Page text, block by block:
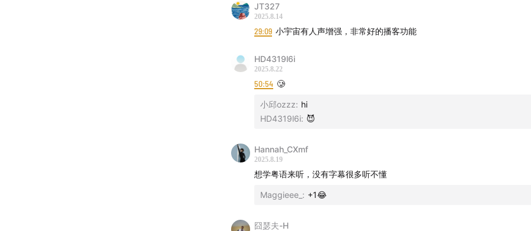
1:29:47 节目的最后和大家分享这首歌，来自美国 R&B 女歌手 Janelle
的《Phenomenal (feat. Doechii)》，这是谭洋为其担任录音师/混音师
《The Age of Pleasure》中谭洋自己最满意的一首歌。正是这张专辑获
66 届格莱美音乐奖 Album of the Year（年度最佳专辑）提名。
——————————————————————————
JT327
2025.8.14
29:09 小宇宙有人声增强，非常好的播客功能
HD4319l6i
2025.8.22
50:54 🥲
小邱ozzz: hi
HD4319l6i: 😈
Hannah_CXmf
2025.8.19
想学粤语来听，没有字幕很多听不懂
Maggieee_ : +1😂
囧瑟夫-H